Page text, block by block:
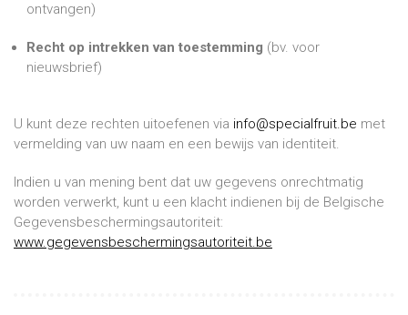
ontvangen)
Recht op intrekken van toestemming (bv. voor
nieuwsbrief)
U kunt deze rechten uitoefenen via info@specialfruit.be met
vermelding van uw naam en een bewijs van identiteit.
Indien u van mening bent dat uw gegevens onrechtmatig
worden verwerkt, kunt u een klacht indienen bij de Belgische
Gegevensbeschermingsautoriteit:
www.gegevensbeschermingsautoriteit.be